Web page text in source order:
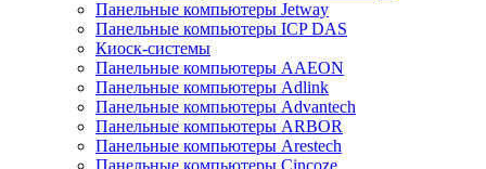
Панельные компьютеры Jetway
Панельные компьютеры ICP DAS
Киоск-системы
Панельные компьютеры AAEON
Панельные компьютеры Adlink
Панельные компьютеры Advantech
Панельные компьютеры ARBOR
Панельные компьютеры Arestech
Панельные компьютеры Cincoze